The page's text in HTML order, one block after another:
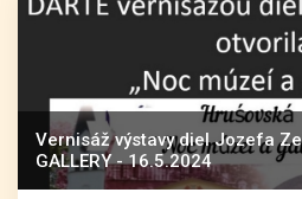
Vernisáž výstavy diel Jozefa
GALLERY - 16.5.2024